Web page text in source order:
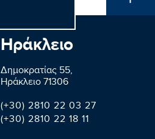
Ηράκλειο
Δημοκρατίας 55,
Ηράκλειο 71306
(+30) 2810 22 03 27
(+30) 2810 22 18 11